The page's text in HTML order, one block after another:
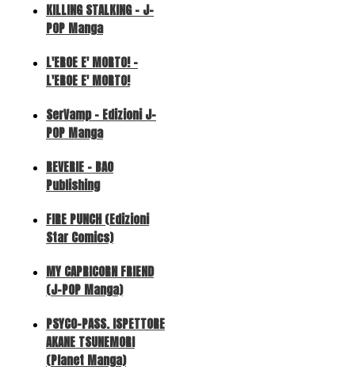
KILLING STALKING - J-
POP Manga
L'EROE E' MORTO! -
L'EROE E' MORTO!
SerVamp - Edizioni J-
POP Manga
REVERIE - BAO
Publishing
FIRE PUNCH (Edizioni
Star Comics)
MY CAPRICORN FRIEND
(J-POP Manga)
PSYCO-PASS. ISPETTORE
AKANE TSUNEMORI
(Planet Manga)